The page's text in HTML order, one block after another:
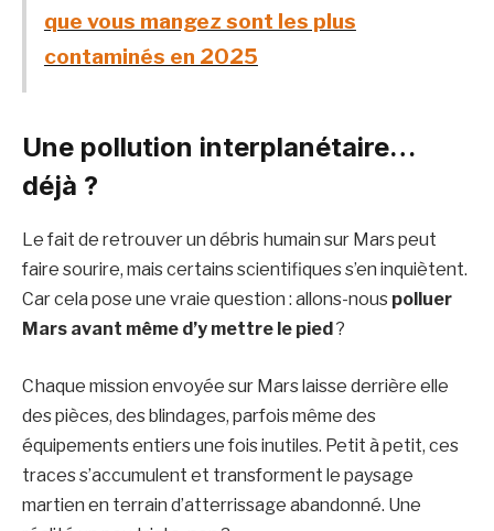
que vous mangez sont les plus
contaminés en 2025
Une pollution interplanétaire…
déjà ?
Le fait de retrouver un débris humain sur Mars peut
faire sourire, mais certains scientifiques s’en inquiètent.
Car cela pose une vraie question : allons-nous polluer
Mars avant même d’y mettre le pied?
Chaque mission envoyée sur Mars laisse derrière elle
des pièces, des blindages, parfois même des
équipements entiers une fois inutiles. Petit à petit, ces
traces s’accumulent et transforment le paysage
martien en terrain d’atterrissage abandonné. Une